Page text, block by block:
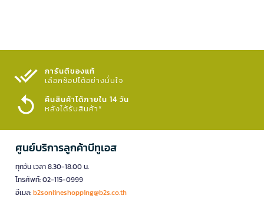
การันตีของแท้
เลือกช้อปได้อย่างมั่นใจ​
คืนสินค้าได้ภายใน 14 วัน
หลังได้รับสินค้า*
ศูนย์บริการลูกค้าบีทูเอส
ทุกวัน เวลา 8.30-18.00 น.
โทรศัพท์: 02-115-0999
อีเมล:b2sonlineshopping@b2s.co.th